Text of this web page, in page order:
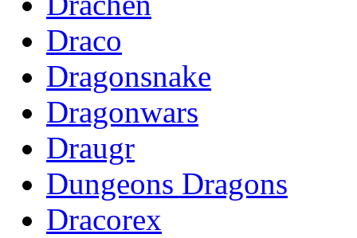
Draco
Dragonsnake
Dragonwars
Draugr
Dungeons Dragons
Dracorex